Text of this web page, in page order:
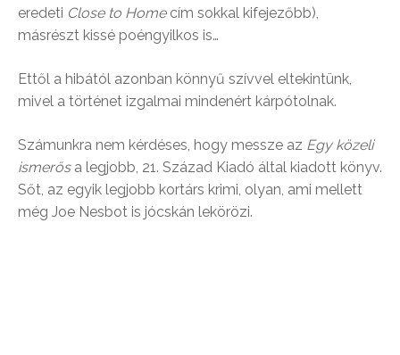
eredeti Close to Homecím sokkal kifejezőbb),
másrészt kissé poéngyilkos is…
Ettől a hibától azonban könnyű szívvel eltekintünk,
mivel a történet izgalmai mindenért kárpótolnak.
Számunkra nem kérdéses, hogy messze az Egy közeli
ismerősa legjobb, 21. Század Kiadó által kiadott könyv.
Sőt, az egyik legjobb kortárs krimi, olyan, ami mellett
még Joe Nesbot is jócskán lekörözi.